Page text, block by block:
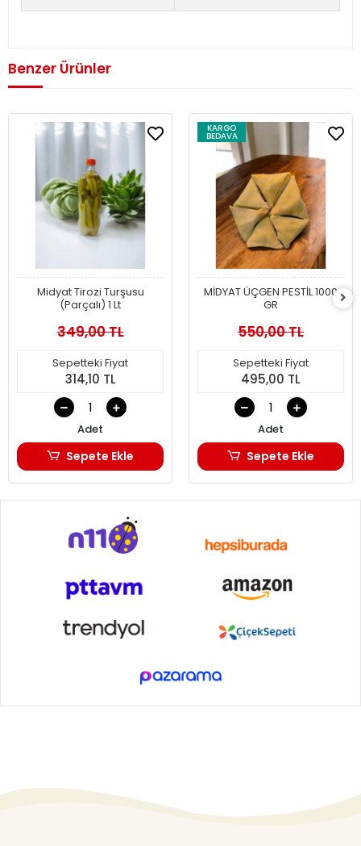
Benzer Ürünler
Midyat Tirozi Turşusu
(Parçalı) 1 Lt
349,00 TL
Sepetteki Fiyat
314,10 TL
Adet
Sepete Ekle
KARGO
BEDAVA
MİDYAT ÜÇGEN PESTİL 1000
GR
550,00 TL
Sepetteki Fiyat
495,00 TL
Adet
Sepete Ekle